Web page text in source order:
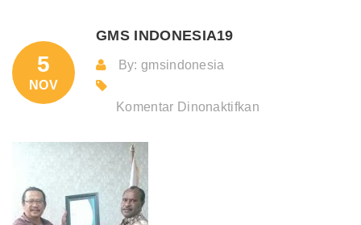
5
NOV
GMS INDONESIA19
By: gmsindonesia
Komentar Dinonaktifkan